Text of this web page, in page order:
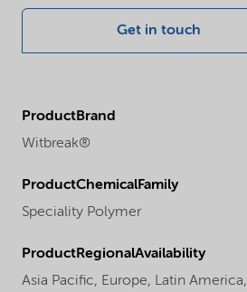
Get in touch
ProductBrand
Witbreak®
ProductChemicalFamily
Speciality Polymer
ProductRegionalAvailability
Asia Pacific, Europe, Latin America,